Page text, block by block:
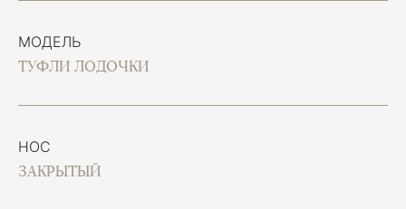
МОДЕЛЬ
ТУФЛИ ЛОДОЧКИ
НОС
ЗАКРЫТЫЙ